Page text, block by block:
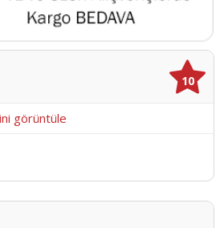
10
görüntüle